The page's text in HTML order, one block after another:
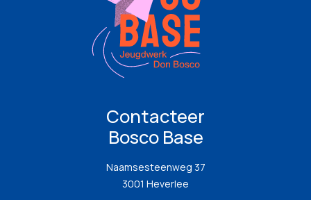
Contacteer
Bosco Base
Naamsesteenweg 37
3001 Heverlee